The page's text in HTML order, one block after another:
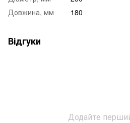
Довжина, мм
180
Відгуки
Додайте